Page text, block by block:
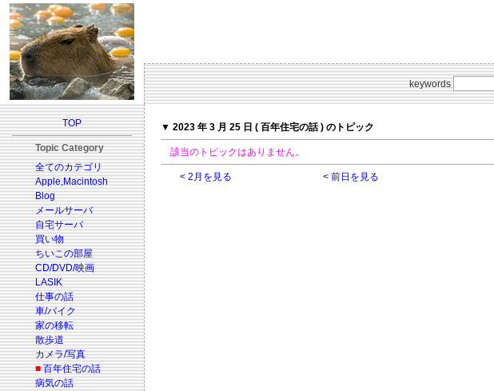
keywords
TOP
Topic Category
全てのカテゴリ
Apple,Macintosh
Blog
メールサーバ
自宅サーバ
買い物
ちいこの部屋
CD/DVD/映画
LASIK
仕事の話
車/バイク
家の移転
散歩道
カメラ/写真
■ 百年住宅の話
病気の話
▼ 2023 年 3 月 25 日 ( 百年住宅の話 ) のトピック
該当のトピックはありません。
< 2月を見る < 前日を見る